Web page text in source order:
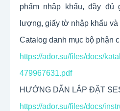
phẩm nhập khẩu, đầy đủ
lượng, giấy tờ nhập khẩu
Catalog danh mục bộ phận
https://ador.su/files/docs/
479967631.pdf
HƯỚNG DẪN LẮP ĐẶT
https://ador.su/files/docs/